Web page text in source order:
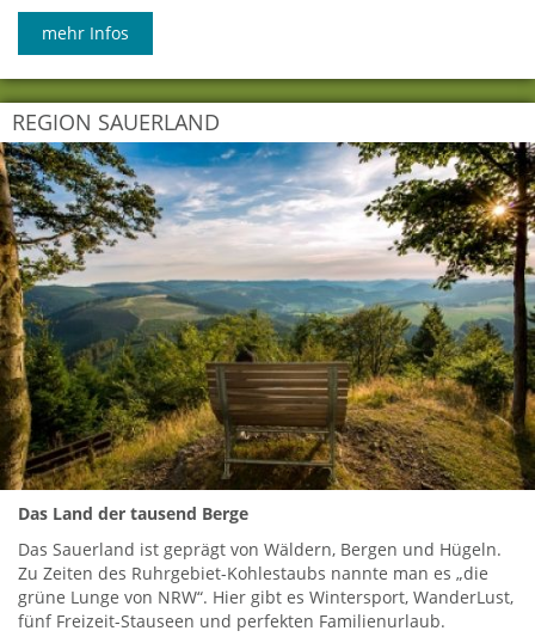
mehr Infos
REGION SAUERLAND
Das Land der tausend Berge
Das Sauerland ist geprägt von Wäldern, Bergen und Hügeln.
Zu Zeiten des Ruhrgebiet-Kohlestaubs nannte man es „die
grüne Lunge von NRW“. Hier gibt es Wintersport, WanderLust,
fünf Freizeit-Stauseen und perfekten Familienurlaub.